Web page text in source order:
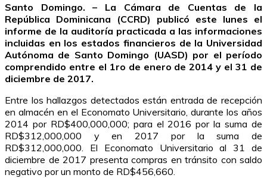
Santo Domingo. – La Cámara de Cuentas de la
República Dominicana (CCRD) publicó este lunes el
informe de la auditoría practicada a las informaciones
incluidas en los estados financieros de la Universidad
Autónoma de Santo Domingo (UASD) por el período
comprendido entre el 1ro de enero de 2014 y el 31 de
diciembre de 2017.
Entre los hallazgos detectados están entrada de recepción
en almacén en el Economato Universitario, durante los años
2014 por RD$400,000,000; para el 2016 por la suma de
RD$312,000,000 y en 2017 por la suma de
RD$312,000,000. El Economato Universitario al 31 de
diciembre de 2017 presenta compras en tránsito con saldo
negativo por un monto de RD$456,660.